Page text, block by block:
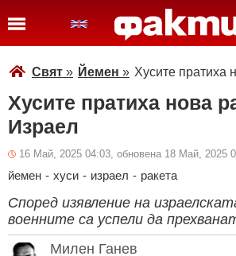
Свят » Йемен » Хусите пратиха
Хусите пратиха нова
Израел
16 Май, 2025 04:03, обновена 18 Май, 2025
йемен - хуси - израел - ракета
Според изявление на
военните са успели да
Милен Ганев